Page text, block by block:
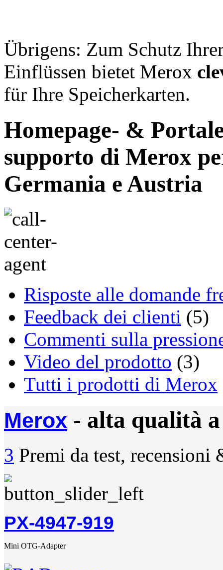
Übrigens: Zum Schutz
Einflüssen bietet Merox
für Ihre Speicherkarten.
Homepage- &
supporto di Merox
Germania e Austria
Risposte alle domande
Feedback dei clienti (5)
Commenti sulla
Video del prodotto (3)
Tutti i prodotti di Merox
Merox - alta qualità
3 Premi da test,
PX-4947-919
Mini OTG-Adapter